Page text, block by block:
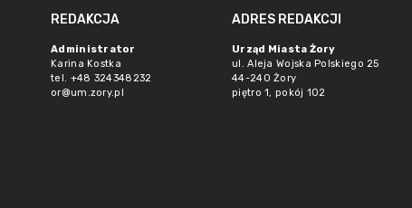
REDAKCJA
Administrator
Karina Kostka
tel. +48 324348232
or@um.zory.pl
ADRES REDAKCJI
Urząd Miasta Żory
ul. Aleja Wojska Polskiego 25
44-240 Żory
piętro 1, pokój 102